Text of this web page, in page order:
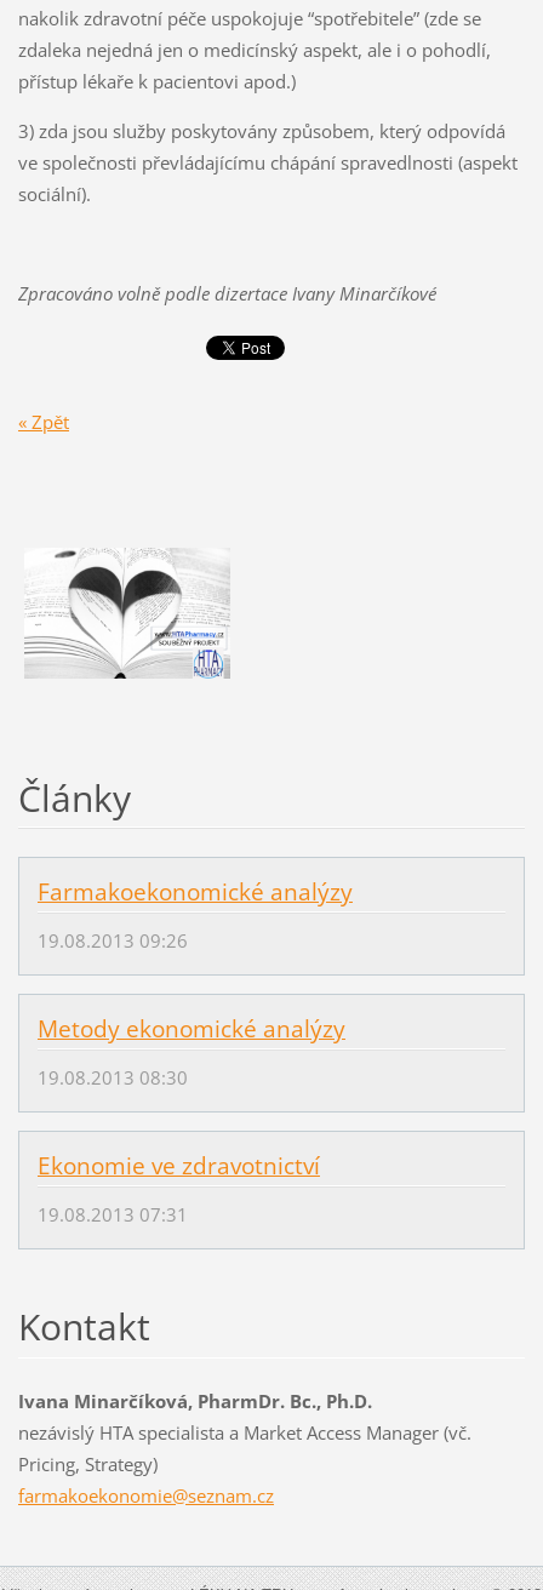
nakolik zdravotní péče uspokojuje “spotřebitele” (zde se
zdaleka nejedná jen o medicínský aspekt, ale i o pohodlí,
přístup lékaře k pacientovi apod.)
3) zda jsou služby poskytovány způsobem, který odpovídá
ve společnosti převládajícímu chápání spravedlnosti (aspekt
sociální).
Zpracováno volně podle dizertace Ivany Minarčíkové
« Zpět
Články
Farmakoekonomické analýzy
19.08.2013 09:26
Metody ekonomické analýzy
19.08.2013 08:30
Ekonomie ve zdravotnictví
19.08.2013 07:31
Kontakt
Ivana Minarčíková, PharmDr. Bc., Ph.D.
nezávislý HTA specialista a Market Access Manager (vč.
Pricing, Strategy)
farmakoekonomie@seznam.cz